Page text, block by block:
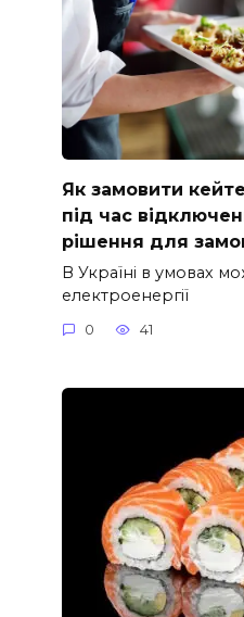
Як замовити
під час
рішення для
В Україні в умовах
електроенергії
0 41